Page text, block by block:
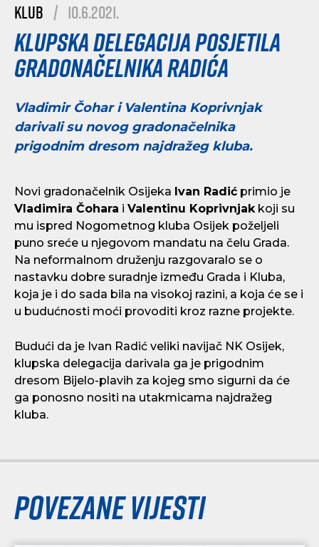
Klub | 10.6.2021.
Klupska delegacija posjetila
gradonačelnika Radića
Vladimir Čohar i Valentina Koprivnjak
darivali su novog gradonačelnika
prigodnim dresom najdražeg kluba.
Novi gradonačelnik Osijeka Ivan Radić primio je
Vladimira Čohara i Valentinu Koprivnjakkoji su
mu ispred Nogometnog kluba Osijek poželjeli
puno sreće u njegovom mandatu na čelu Grada.
Na neformalnom druženju razgovaralo se o
nastavku dobre suradnje između Grada i Kluba,
koja je i do sada bila na visokoj razini, a koja će se i
u budućnosti moći provoditi kroz razne projekte.
Budući da je Ivan Radić veliki navijač NK Osijek,
klupska delegacija darivala ga je prigodnim
dresom Bijelo-plavih za kojeg smo sigurni da će
ga ponosno nositi na utakmicama najdražeg
kluba.
Povezane vijesti